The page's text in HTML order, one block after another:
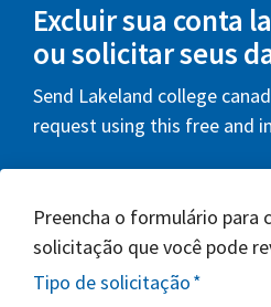
Excluir sua conta
ou solicitar seus
Send Lakeland college
request using this free and
Preencha o formulário para
solicitação que você pode
Tipo de solicitação*